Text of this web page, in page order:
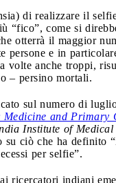
di realizzare il
“fico”, come si
otterrà il maggior
persone e in
volte anche troppi,
– persino mortali.
sul numero di
and Primary
Institute of Medical
su ciò che ha definito
per selfie”.
ricercatori indiani